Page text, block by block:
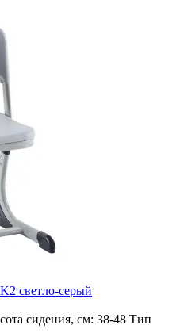
светло-серый
сидения, см: 38-48 Тип